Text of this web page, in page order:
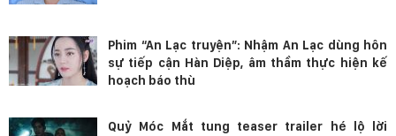
Phim “An Lạc truyện”: Nhậm An Lạc dùng hôn
sự tiếp cận Hàn Diệp, âm thầm thực hiện kế
hoạch báo thù
Quỷ Móc Mắt tung teaser trailer hé lộ lời